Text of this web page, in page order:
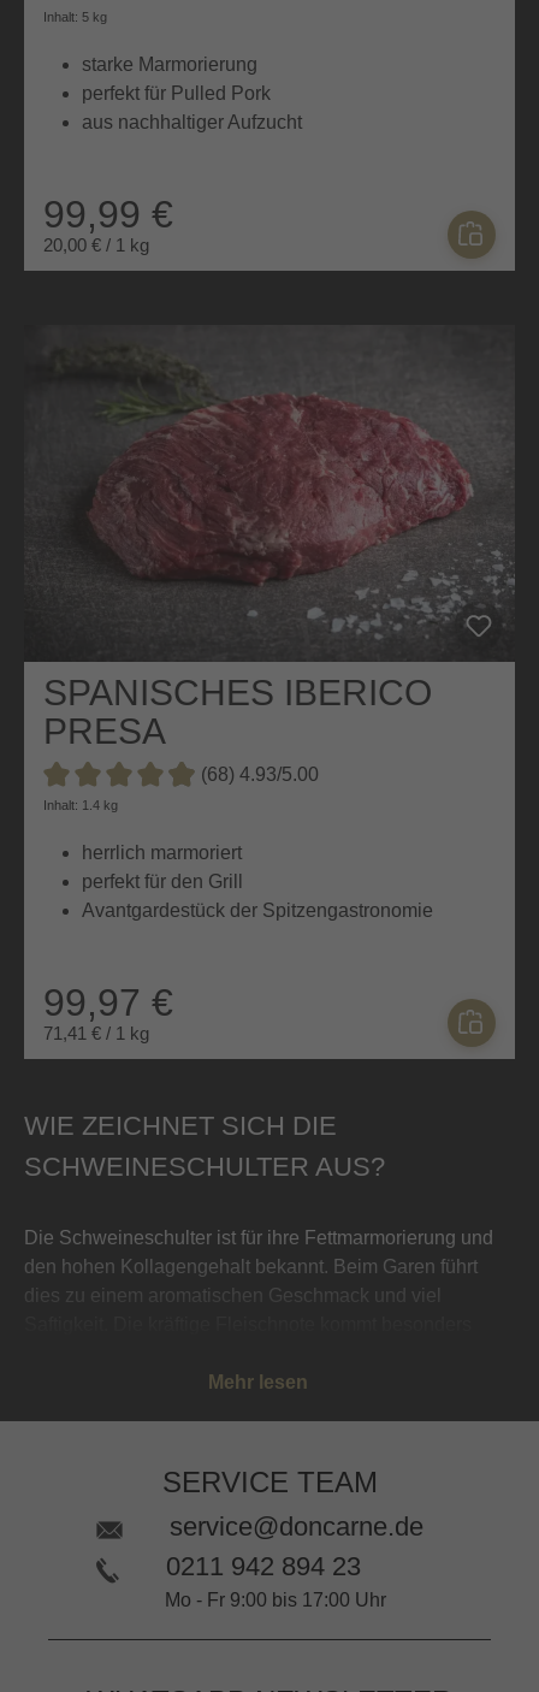
Durchschnittliche Bewertung von 4.8 von 5 Sternen
Inhalt: 5 kg
starke Marmorierung
perfekt für Pulled Pork
aus nachhaltiger Aufzucht
99,99 €
20,00 € / 1 kg
SPANISCHES IBERICO
PRESA
Durchschnittliche Bewertung von 4.9 von 5 Sternen
(68) 4.93/5.00
Inhalt: 1.4 kg
herrlich marmoriert
perfekt für den Grill
Avantgardestück der Spitzengastronomie
99,97 €
71,41 € / 1 kg
WIE ZEICHNET SICH DIE
SCHWEINESCHULTER AUS?
Die Schweineschulter ist für ihre Fettmarmorierung und
den hohen Kollagengehalt bekannt. Beim Garen führt
dies zu einem aromatischen Geschmack und viel
Geltung. Insgesamt zeigt sich die Schweineschulter als
VERSCHIEDENEN VARIATIONEN
Die Schweineschulter ist dank ihrer Fettmarmorierung
Mehr lesen
SERVICE TEAM
service@doncarne.de
0211 942 894 23
Mo - Fr 9:00 bis 17:00 Uhr